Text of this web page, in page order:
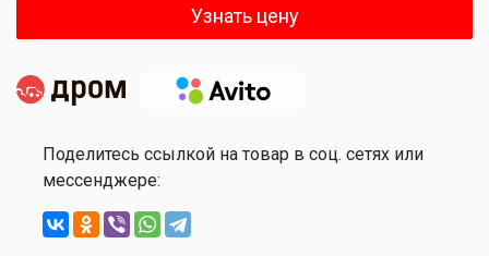
Узнать цену
Поделитесь ссылкой на товар в соц. сетях или
мессенджере: